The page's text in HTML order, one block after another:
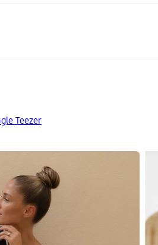
Teezer